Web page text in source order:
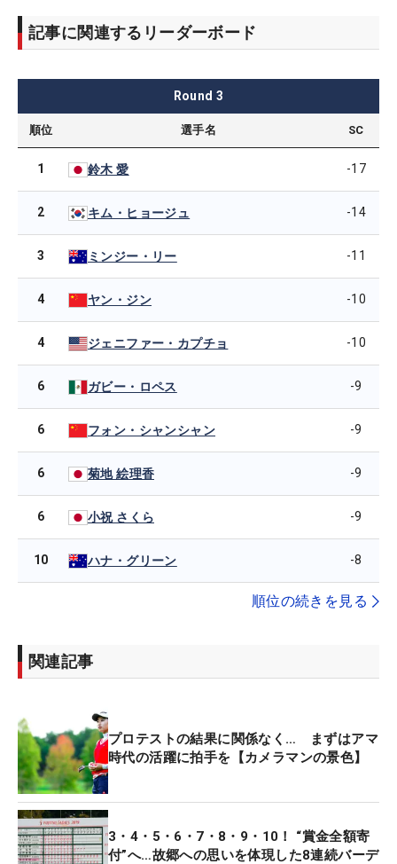
記事に関連するリーダーボード
Round 3
順位 選手名 SC
1 鈴木 愛 -17
2 キム・ヒョージュ -14
3 ミンジー・リー -11
4 ヤン・ジン -10
4 ジェニファー・カプチョ -10
6 ガビー・ロペス -9
6 フォン・シャンシャン -9
6 菊地 絵理香 -9
6 小祝 さくら -9
10 ハナ・グリーン -8
順位の続きを見る
関連記事
プロテストの結果に関係なく… まずはアマ
時代の活躍に拍手を【カメラマンの景色】
3・4・5・6・7・8・9・10！ “賞金全額寄
付”へ…故郷への思いを体現した8連続バーデ